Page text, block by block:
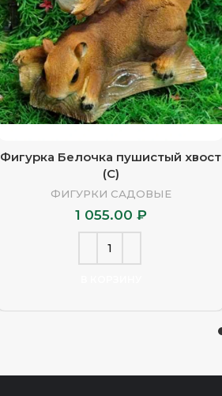
Фигурка Белочка пушистый хвост
(С)
ФИГУРКИ САДОВЫЕ
1 055.00 ₽